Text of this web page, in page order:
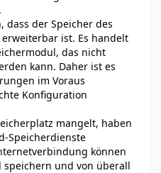
dass der Speicher des
ist. Es handelt
das nicht
kann. Daher ist es
im Voraus
Konfiguration
mangelt, haben
Speicherdienste
können
speichern und von überall